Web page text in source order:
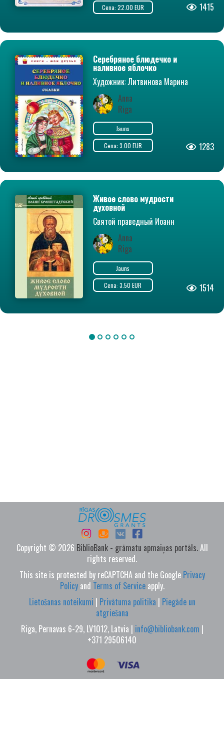
Cena: 22.00 EUR
1415
Серебряное блюдечко и
наливное яблочко
Художник: Литвинова Марина
Anna
Riga
Jauns
Cena: 3.00 EUR
1283
Живое слово мудрости
духовной
Святой праведный Иоанн
Кронштадтский
Anna
Riga
Jauns
Cena: 3.50 EUR
1514
Copyright © 2026 BiblioBank - grāmatu apmaiņas portāls.All
rights reserved.
This site is protected by reCAPTCHA and the Google Privacy
Policyand Terms of Serviceapply.
Lietošanas noteikumi | Privātuma politika | Piegāde un
atgriešana
Riga, Pernavas 6-29, LV1012, Latvia | info@bibliobank.com |
+371 29506140